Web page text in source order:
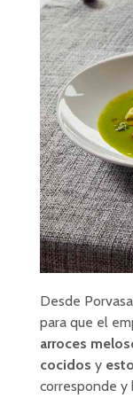
Desde
para que el
arroces
cocidos y
corresponde y